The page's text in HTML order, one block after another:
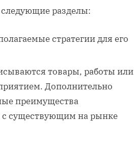
следующие разделы:
стратегии для его
товары, работы или
Дополнительно
преимущества
с существующим на рынке